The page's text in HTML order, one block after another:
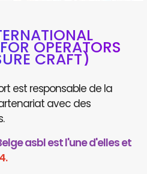
OPERATORS
CRAFT)
est responsable de la
avec des
asbl est l'une d'elles et